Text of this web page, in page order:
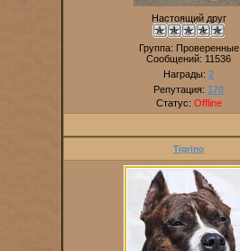
Настоящий друг
Группа: Проверенные
Сообщений: 11536
Награды: 2
Репутация: 170
Статус: Offline
Tigrino